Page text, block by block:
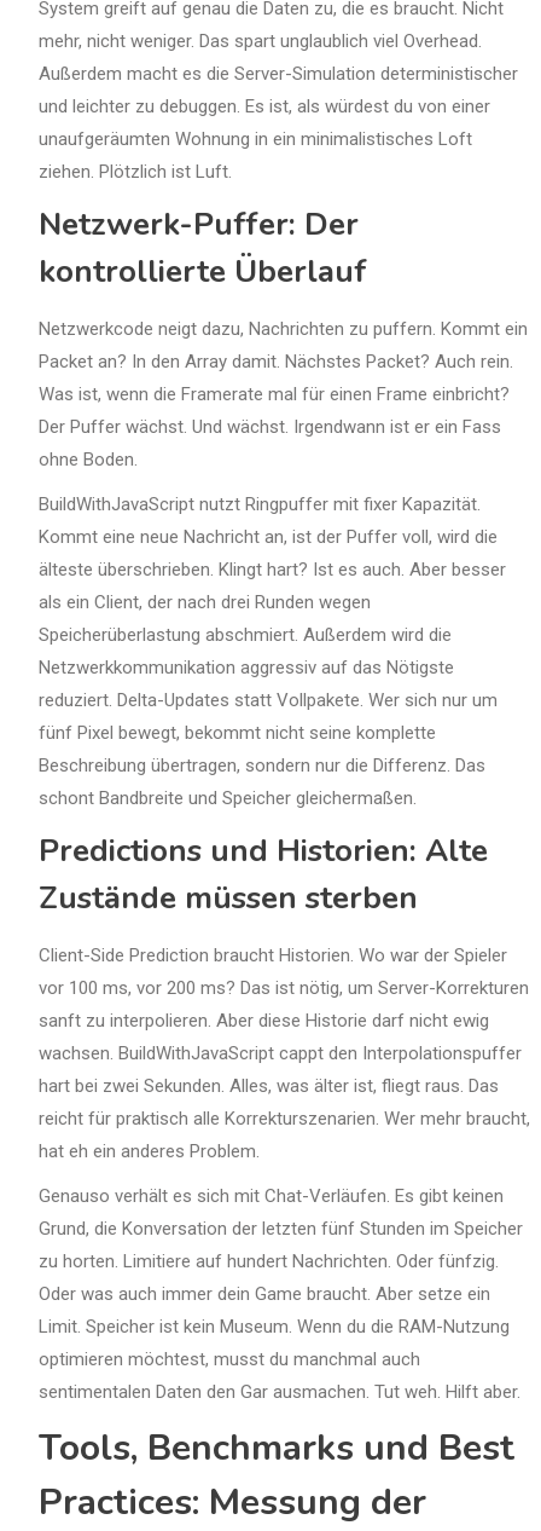
System greift auf genau die Daten zu, die es braucht. Nicht
mehr, nicht weniger. Das spart unglaublich viel Overhead.
Außerdem macht es die Server-Simulation deterministischer
und leichter zu debuggen. Es ist, als würdest du von einer
unaufgeräumten Wohnung in ein minimalistisches Loft
ziehen. Plötzlich ist Luft.
Netzwerk-Puffer: Der
kontrollierte Überlauf
Netzwerkcode neigt dazu, Nachrichten zu puffern. Kommt ein
Packet an? In den Array damit. Nächstes Packet? Auch rein.
Was ist, wenn die Framerate mal für einen Frame einbricht?
Der Puffer wächst. Und wächst. Irgendwann ist er ein Fass
ohne Boden.
BuildWithJavaScript nutzt Ringpuffer mit fixer Kapazität.
Kommt eine neue Nachricht an, ist der Puffer voll, wird die
älteste überschrieben. Klingt hart? Ist es auch. Aber besser
als ein Client, der nach drei Runden wegen
Speicherüberlastung abschmiert. Außerdem wird die
Netzwerkkommunikation aggressiv auf das Nötigste
reduziert. Delta-Updates statt Vollpakete. Wer sich nur um
fünf Pixel bewegt, bekommt nicht seine komplette
Beschreibung übertragen, sondern nur die Differenz. Das
schont Bandbreite und Speicher gleichermaßen.
Predictions und Historien: Alte
Zustände müssen sterben
Client-Side Prediction braucht Historien. Wo war der Spieler
vor 100 ms, vor 200 ms? Das ist nötig, um Server-Korrekturen
sanft zu interpolieren. Aber diese Historie darf nicht ewig
wachsen. BuildWithJavaScript cappt den Interpolationspuffer
hart bei zwei Sekunden. Alles, was älter ist, fliegt raus. Das
reicht für praktisch alle Korrekturszenarien. Wer mehr braucht,
hat eh ein anderes Problem.
Genauso verhält es sich mit Chat-Verläufen. Es gibt keinen
Grund, die Konversation der letzten fünf Stunden im Speicher
zu horten. Limitiere auf hundert Nachrichten. Oder fünfzig.
Oder was auch immer dein Game braucht. Aber setze ein
Limit. Speicher ist kein Museum. Wenn du die RAM-Nutzung
optimieren möchtest, musst du manchmal auch
sentimentalen Daten den Gar ausmachen. Tut weh. Hilft aber.
Tools, Benchmarks und Best
Practices: Messung der